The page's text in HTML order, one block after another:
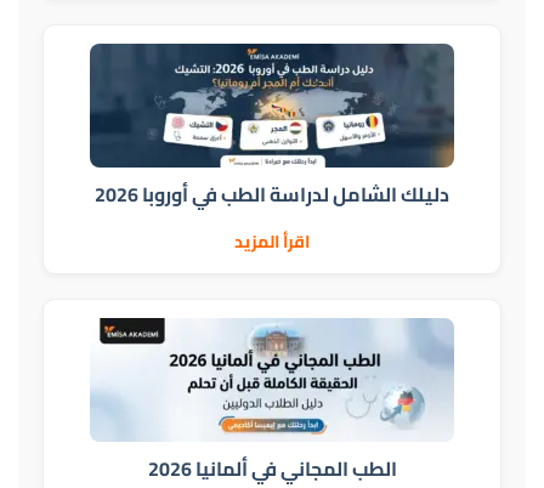
دليلك الشامل لدراسة الطب في أوروبا 2026
اقرأ المزيد
الطب المجاني في ألمانيا 2026